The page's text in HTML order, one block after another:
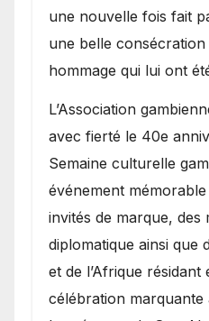
une nouvelle fois fait
une belle
hommage qui lui ont
​L’Association
avec fierté le 40e
Semaine culturelle
événement
invités de marque, des
diplomatique ainsi que
et de l’Afrique résidant
célébration